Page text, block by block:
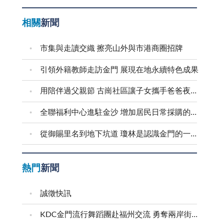
相關新聞
市集與走讀交織 擦亮山外與市港商圈招牌
引領外籍教師走訪金門 展現在地永續特色成果
用陪伴過父親節 古崗社區讓子女攜手爸爸夜遊村莊
全聯福利中心進駐金沙 增加居民日常採購的便利性
從御賜里名到地下坑道 瓊林是認識金門的一扇窗
熱門新聞
誠徵快訊
KDC金門流行舞蹈團赴福州交流 勇奪兩岸街舞賽三等獎